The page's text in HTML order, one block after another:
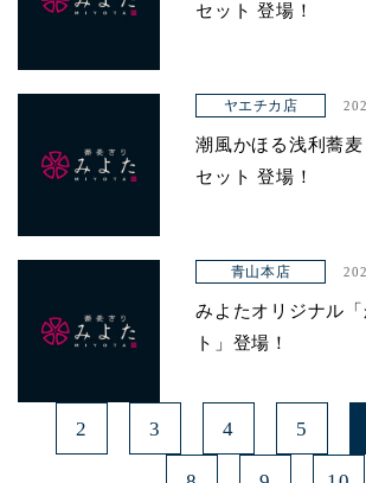
セット 登場！
ヤエチカ店
潮風かほる浅利蕎
セット 登場！
青山本店
みよたオリジナル
ト」登場！
2 3 4 5